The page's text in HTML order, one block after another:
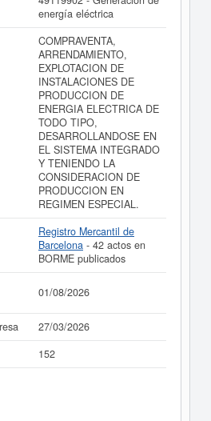
resultados disponibles.
del informe de empresa se ha
el 01/08/2026.
energía eléctrica
COMPRAVENTA,
ARRENDAMIENTO,
EXPLOTACION DE
INSTALACIONES DE
PRODUCCION DE
ENERGIA ELECTRICA DE
TODO TIPO,
DESARROLLANDOSE EN
EL SISTEMA INTEGRADO
Y TENIENDO LA
CONSIDERACION DE
PRODUCCION EN
REGIMEN ESPECIAL.
Registro Mercantil de
Barcelona - 42 actos en
BORME publicados
01/08/2026
27/03/2026
152